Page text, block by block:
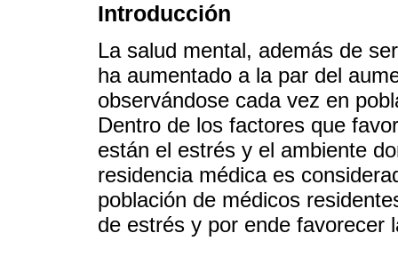
Introducción
La salud mental, además de
ha aumentado a la par del
observándose cada vez en
Dentro de los factores que
están el estrés y el ambiente
residencia médica es
población de médicos
de estrés y por ende favorecer